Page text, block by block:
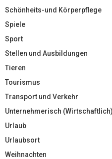
Schönheits-und Körperpflege
Spiele
Sport
Stellen und Ausbildungen
Tieren
Tourismus
Transport und Verkehr
Unternehmerisch (Wirtschaftlich)
Urlaub
Urlaubsort
Weihnachten